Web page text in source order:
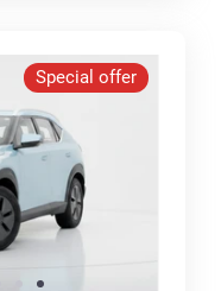
Special offer